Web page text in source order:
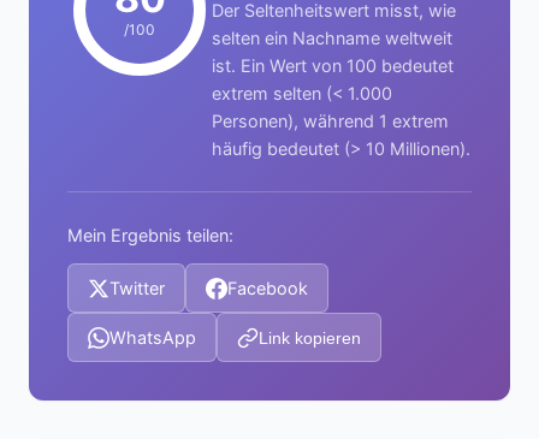
/100
Der Seltenheitswert misst, wie
selten ein Nachname weltweit
ist. Ein Wert von 100 bedeutet
extrem selten (< 1.000
Personen), während 1 extrem
häufig bedeutet (> 10 Millionen).
Mein Ergebnis teilen:
Twitter Facebook
WhatsApp Link kopieren